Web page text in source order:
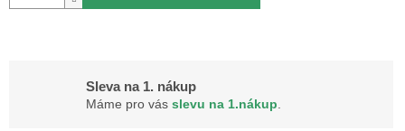
Sleva na 1. nákup
Máme pro vás slevu na 1.nákup